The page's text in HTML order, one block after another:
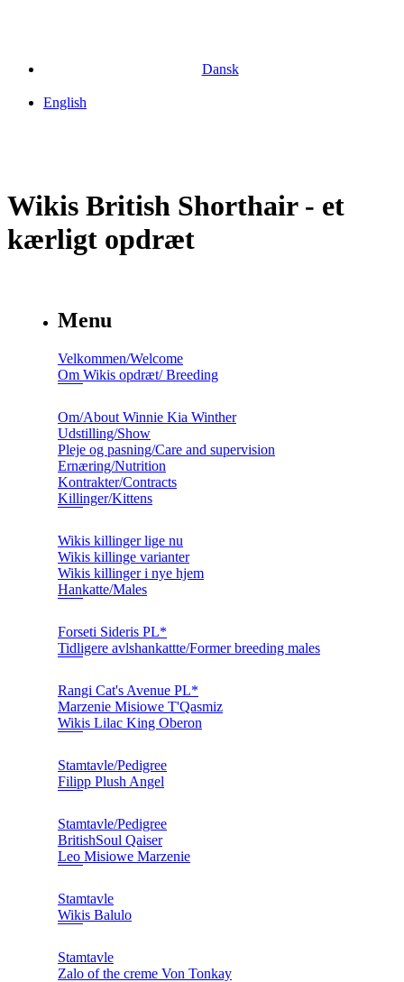
Dansk
English
Wikis British Shorthair - et
kærligt opdræt
Menu
Velkommen/Welcome
Om Wikis opdræt/ Breeding
Om/About Winnie Kia Winther
Udstilling/Show
Pleje og pasning/Care and supervision
Ernæring/Nutrition
Kontrakter/Contracts
Killinger/Kittens
Wikis killinger lige nu
Wikis killinge varianter
Wikis killinger i nye hjem
Hankatte/Males
Forseti Sideris PL*
Tidligere avlshankattte/Former breeding males
Rangi Cat's Avenue PL*
Marzenie Misiowe T'Qasmiz
Wikis Lilac King Oberon
Stamtavle/Pedigree
Filipp Plush Angel
Stamtavle/Pedigree
BritishSoul Qaiser
Leo Misiowe Marzenie
Stamtavle
Wikis Balulo
Stamtavle
Zalo of the creme Von Tonkay